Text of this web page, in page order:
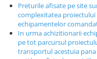
Panouri pentru
Foisoare si pergole
Rastel Biciclete
Banci
Preturile afisate pe site
complexitatea
echipamentelor
In urma achizitionarii
pe tot parcursul
transportul acestuia